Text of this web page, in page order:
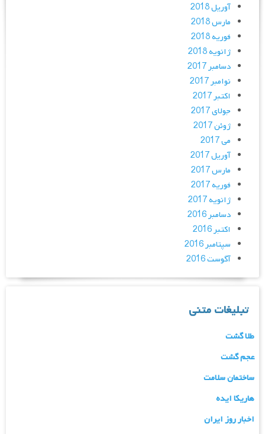
آوریل 2018
مارس 2018
فوریه 2018
ژانویه 2018
دسامبر 2017
نوامبر 2017
اکتبر 2017
جولای 2017
ژوئن 2017
می 2017
آوریل 2017
مارس 2017
فوریه 2017
ژانویه 2017
دسامبر 2016
اکتبر 2016
سپتامبر 2016
آگوست 2016
تبلیغات متنی
طلا گشت
عجم گشت
ساختمان سلامت
هاریکا ایده
اخبار روز ایران